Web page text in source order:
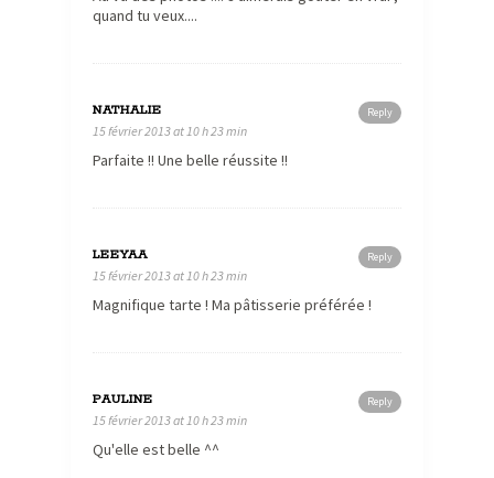
quand tu veux....
Reply
NATHALIE
15 février 2013 at 10 h 23 min
Parfaite !! Une belle réussite !!
Reply
LEEYAA
15 février 2013 at 10 h 23 min
Magnifique tarte ! Ma pâtisserie préférée !
Reply
PAULINE
15 février 2013 at 10 h 23 min
Qu'elle est belle ^^